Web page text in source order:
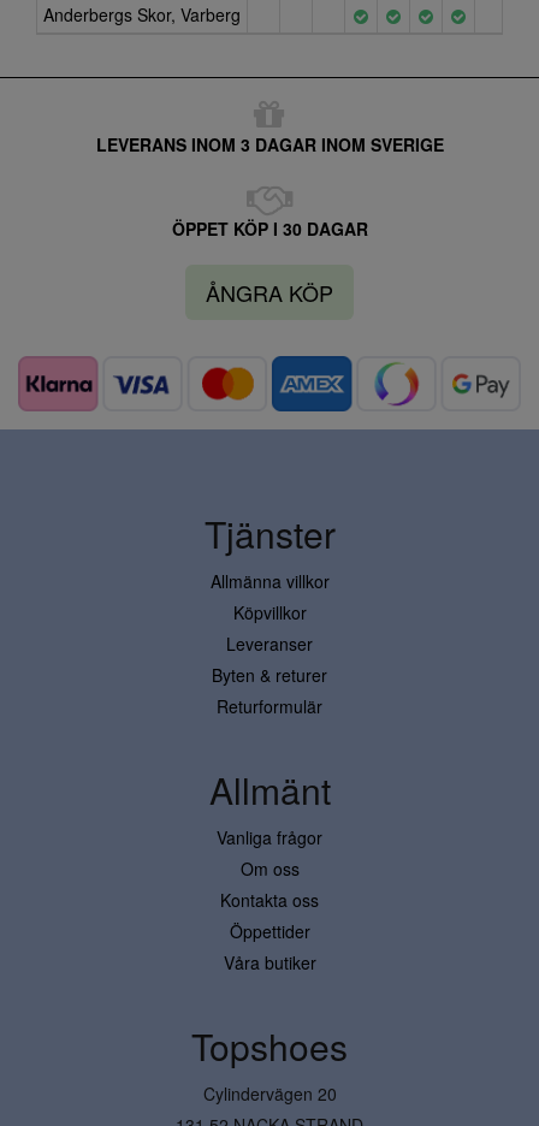
Anderbergs Skor, Varberg
LEVERANS INOM 3 DAGAR INOM SVERIGE
ÖPPET KÖP I 30 DAGAR
ÅNGRA KÖP
Tjänster
Allmänna villkor
Köpvillkor
Leveranser
Byten & returer
Returformulär
Allmänt
Vanliga frågor
Om oss
Kontakta oss
Öppettider
Våra butiker
Topshoes
Cylindervägen 20